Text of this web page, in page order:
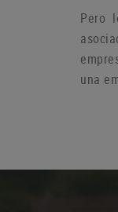
Pero
una